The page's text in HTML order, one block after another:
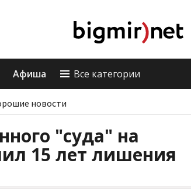
Афиша Все категории
новости
"суда" на
15 лет лишения